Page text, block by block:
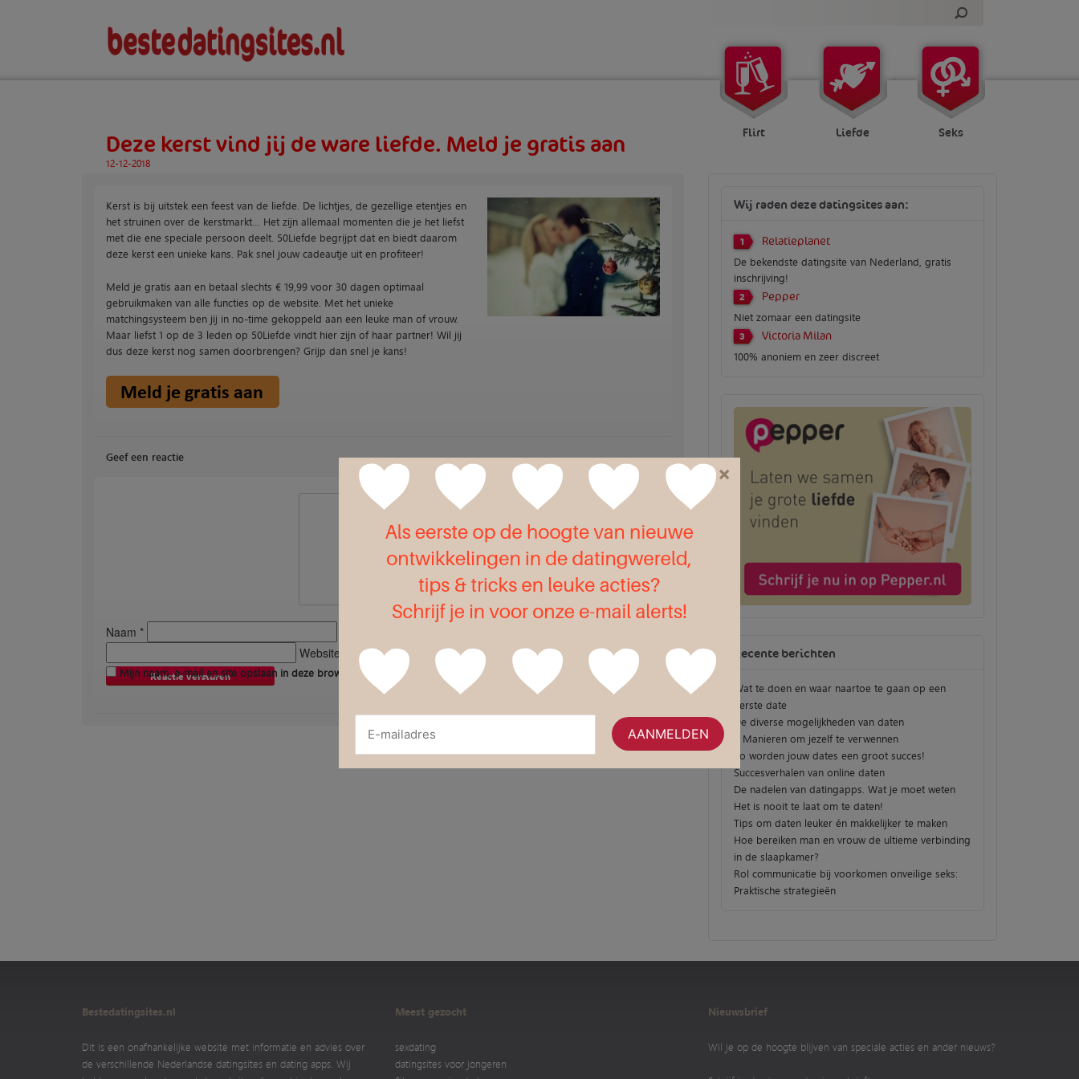
Flirt Liefde Seks
Deze kerst vind jij de ware liefde. Meld je gratis aan
12-12-2018
Kerst is bij uitstek een feest van de liefde. De lichtjes, de gezellige etentjes en
het struinen over de kerstmarkt… Het zijn allemaal momenten die je het liefst
met die ene speciale persoon deelt. 50Liefde begrijpt dat en biedt daarom
deze kerst een unieke kans. Pak snel jouw cadeautje uit en profiteer!
Meld je gratis aan en betaal slechts € 19,99 voor 30 dagen optimaal
gebruikmaken van alle functies op de website. Met het unieke
matchingsysteem ben jij in no-time gekoppeld aan een leuke man of vrouw.
Maar liefst 1 op de 3 leden op 50Liefde vindt hier zijn of haar partner! Wil jij
dus deze kerst nog samen doorbrengen? Grijp dan snel je kans!
Geef een reactie
Naam *
Website *
Mijn naam, e-mail en site opslaan in deze browser voor de volgende keer wanneer ik een reactie plaats.
Wij raden deze datingsites aan:
1 Relatieplanet
De bekendste datingsite van Nederland, gratis
inschrijving!
2 Pepper
Niet zomaar een datingsite
3 Victoria Milan
100% anoniem en zeer discreet
Recente berichten
Wat te doen en waar naartoe te gaan op een
eerste date
De diverse mogelijkheden van daten
3 Manieren om jezelf te verwennen
Zo worden jouw dates een groot succes!
Succesverhalen van online daten
De nadelen van datingapps. Wat je moet weten
Het is nooit te laat om te daten!
Tips om daten leuker én makkelijker te maken
Hoe bereiken man en vrouw de ultieme verbinding
in de slaapkamer?
Rol communicatie bij voorkomen onveilige seks:
Praktische strategieën
Bestedatingsites.nl
Dit is een onafhankelijke website met informatie en advies over
de verschillende Nederlandse datingsites en dating apps. Wij
Meest gezocht
sexdating
datingsites voor jongeren
Nieuwsbrief
Wil je op de hoogte blijven van speciale acties en ander nieuws?
×